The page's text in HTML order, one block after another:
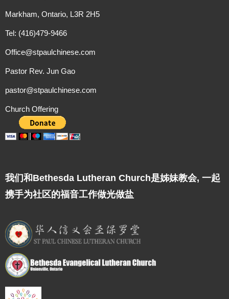
Markham, Ontario, L3R 2H5
Tel: (416)479-9466
Office@stpaulchinese.com
Pastor Rev. Jun Gao
pastor@stpaulchinese.com
Church Offering
我们和Bethesda Lutheran Church是姊妹教会, 一起
携手为社区的福音工作做光做盐